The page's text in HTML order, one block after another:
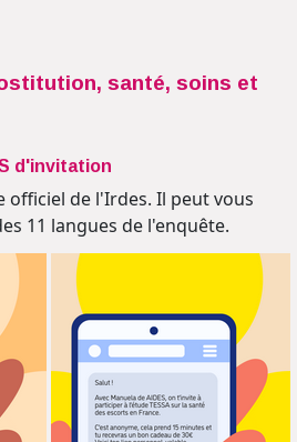
santé, soins et
d'invitation
officiel de l'Irdes. Il peut vous
11 langues de l'enquête.